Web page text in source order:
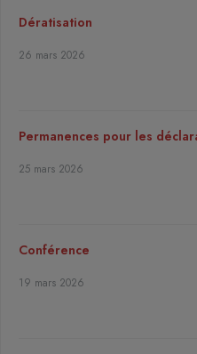
Dératisation
26 mars 2026
Permanences pour les
25 mars 2026
Conférence
19 mars 2026